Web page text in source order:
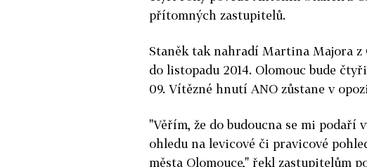
přítomných zastupitelů.
Staněk tak nahradí Martina Majora z
do listopadu 2014. Olomouc bude
09. Vítězné hnutí ANO zůstane v
"Věřím, že do budoucna se mi
ohledu na levicové či pravicové
města Olomouce," řekl zastupitelům